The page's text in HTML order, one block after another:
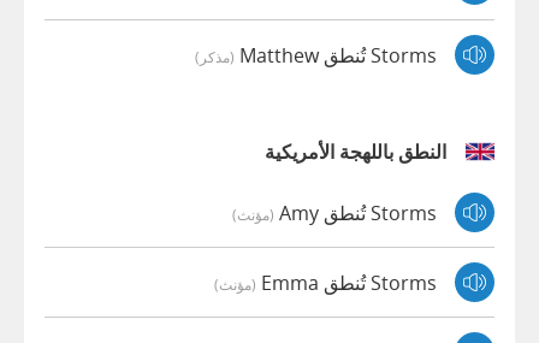
Storms تُنطق Matthew (مذكر)
النطق باللهجة الأمريكية
Storms تُنطق Amy (مؤنث)
Storms تُنطق Emma (مؤنث)